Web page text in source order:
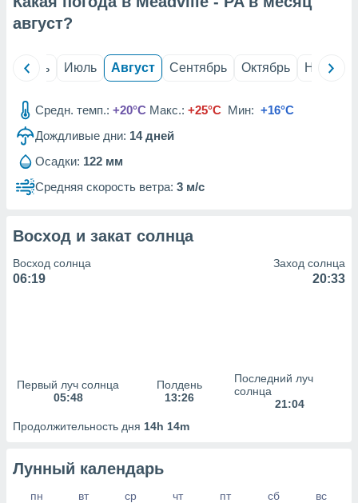
из
данных
наших 1199
август?
Июнь Июль Август Сентябрь Октябрь Ноябрь
Средн. темп.: +20°C Макс.: +25°C Мин: +16°C
Дождливые дни: 14дней
Осадки: 122 мм
Средняя скорость ветра: 3 м/с
Восход и закат солнца
Восход солнца
06:19
Заход солнца
20:33
Первый луч солнца
05:48
Полдень
13:26
Последний луч
солнца
21:04
Продолжительность дня 14h 14m
Лунный календарь
пн вт ср чт пт сб
вс